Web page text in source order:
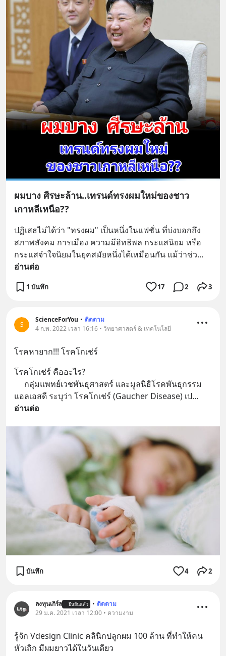
ผมบาง ศีรษะล้าน..เทรนด์ทรงผมใหม่ของชาว
เกาหลีเหนือ??
ปฏิเสธไม่ได้ว่า "ทรงผม" เป็นหนึ่งในแฟชั่น ที่บ่งบอกถึง
สภาพสังคม การเมือง ความมีอิทธิพล กระแสนิยม หรือ
กระแสจำใจนิยมในยุคสมัยหนึ่งได้เหมือนกัน แม้ว่าช่ว
อ่านต่อ
1 บันทึก 17 2 3
S
ScienceForYou • ติดตาม
4 ก.พ. 2022 เวลา 16:16 • วิทยาศาสตร์ & เทคโนโลยี
โรคหายาก!!! โรคโกเช่ร์
โรคโกเช่ร์ คืออะไร?
แอลเอสดี ระบุว่า โรคโกเช่ร์ (Gaucher Disease) เป
อ่านต่อ
บันทึก 4 2
ลงทุนเกิร์ล ยืนยันแล้ว • ติดตาม
29 ม.ค. 2021 เวลา 12:00 • ความงาม
รู้จัก Vdesign Clinic คลินิกปลูกผม 100 ล้าน ที่ทำให้คน
หัวเถิก มีผมยาวได้ในวันเดียว